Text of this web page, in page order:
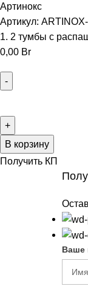
Артинокс
Артикул:
1. 2 тумбы с
0,00 Br
В корзину
Получить КП
Ваше